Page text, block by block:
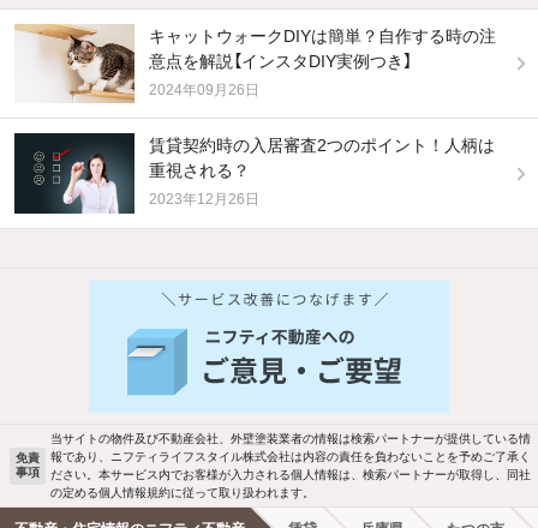
キャットウォークDIYは簡単？自作する時の注
意点を解説【インスタDIY実例つき】
2024年09月26日
賃貸契約時の入居審査2つのポイント！人柄は
重視される？
2023年12月26日
免責
事項
当サイトの物件及び不動産会社、外壁塗装業者の情報は検索パートナーが提供している情
報であり、ニフティライフスタイル株式会社は内容の責任を負わないことを予めご了承く
ださい。本サービス内でお客様が入力される個人情報は、検索パートナーが取得し、同社
の定める個人情報規約に従って取り扱われます。